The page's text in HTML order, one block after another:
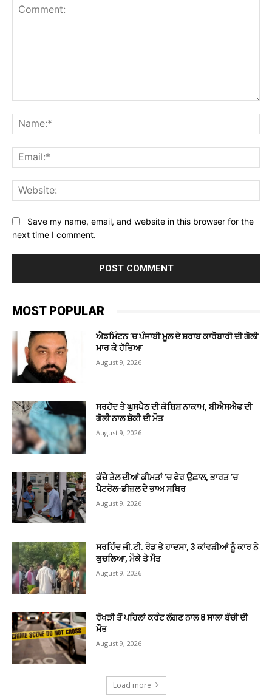
Save my name, email, and website in this browser for the
next time I comment.
MOST POPULAR
ਐਡਮਿੰਟਨ ’ਚ ਪੰਜਾਬੀ ਮੂਲ ਦੇ ਸ਼ਰਾਬ ਕਾਰੋਬਾਰੀ ਦੀ ਗੋਲੀ
ਮਾਰ ਕੇ ਹੱਤਿਆ
August 9, 2026
ਸਰਹੱਦ ਤੇ ਘੁਸਪੈਠ ਦੀ ਕੋਸ਼ਿਸ਼ ਨਾਕਾਮ, ਬੀਐਸਐਫ ਦੀ
ਗੋਲੀ ਨਾਲ ਸ਼ੱਕੀ ਦੀ ਮੌਤ
August 9, 2026
ਕੱਚੇ ਤੇਲ ਦੀਆਂ ਕੀਮਤਾਂ ’ਚ ਫੇਰ ਉਛਾਲ, ਭਾਰਤ ’ਚ
ਪੈਟਰੋਲ-ਡੀਜ਼ਲ ਦੇ ਭਾਅ ਸਥਿਰ
August 9, 2026
ਸਰਹਿੰਦ ਜੀ.ਟੀ. ਰੋਡ ਤੇ ਹਾਦਸਾ, 3 ਕਾਂਵੜੀਆਂ ਨੂੰ ਕਾਰ ਨੇ
ਕੁਚਲਿਆ, ਮੌਕੇ ਤੇ ਮੌਤ
August 9, 2026
ਰੱਖੜੀ ਤੋਂ ਪਹਿਲਾਂ ਕਰੰਟ ਲੱਗਣ ਨਾਲ 8 ਸਾਲਾ ਬੱਚੀ ਦੀ
ਮੌਤ
August 9, 2026
Load more